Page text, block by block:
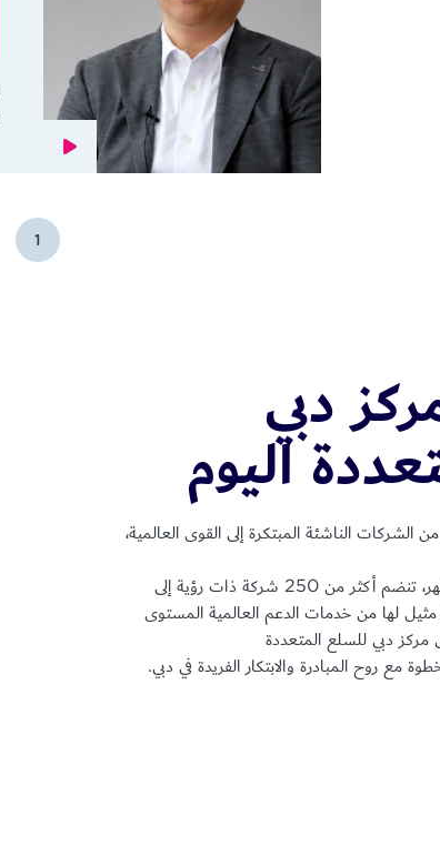
1
دبي
اليوم
من 24,000 شركة، من الشركات الناشئة المبتكرة إلى القوى العالمية،
كأبرز مركز عالمي للأعمال. كل شهر، تنضم أكثر من 250 شركة ذات رؤية إلى
لها من خدمات الدعم العالمية المستوى
مركز دبي للسلع المتعددة
مع روح المبادرة والابتكار الفريدة في دبي.